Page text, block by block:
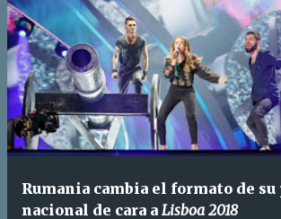
Rumania cambia el formato de
nacional de cara a Lisboa 2018